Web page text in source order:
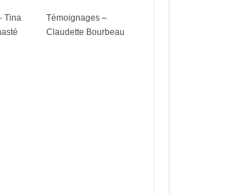
Tina
Témoignages –
Claudette Bourbeau